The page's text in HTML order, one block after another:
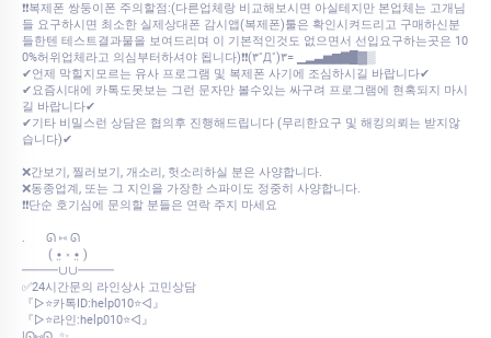
❗❗복제폰 쌍둥이폰 주의할점:(다른업체랑 비교해보시면 아실테지만 본업체는 고개님
들 요구하시면 최소한 실제상대폰 감시앱(복제폰)툴은 확인시켜드리고 구매하신분
들한텐 테스트결과물을 보여드리며 이 기본적인것도 없으면서 선입요구하는곳은 10
0%허위업체라고 의심부터하셔야 됩니다)❗❗(۳˚Д˚)۳= ▁▂▃▅▆▇█▓▒
✔언제 막힐지모르는 유사 프로그램 및 복제폰 사기에 조심하시길 바랍니다✔
✔요즘시대에 카톡도못보는 그런 문자만 볼수있는 싸구려 프로그램에 현혹되지 마시
길 바랍니다✔
✔기타 비밀스런 상담은 협의후 진행해드립니다 (무리한요구 및 해킹의뢰는 받지않
습니다)✔
❌간보기, 찔러보기, 개소리, 헛소리하실 분은 사양합니다.
❌동종업계, 또는 그 지인을 가장한 스파이도 정중히 사양합니다.
❗❗단순 호기심에 문의할 분들은 연락 주지 마세요
.⠀⠀ ᘏ ⑅ ᘏ
⠀⠀⠀( •̤ ༝ •̤ )
━━━∪∪━━━
✅24시간문의 라인상사 고민상담
『▷⭐카톡ID:help010⭐◁』
『▷⭐라인:help010⭐◁』